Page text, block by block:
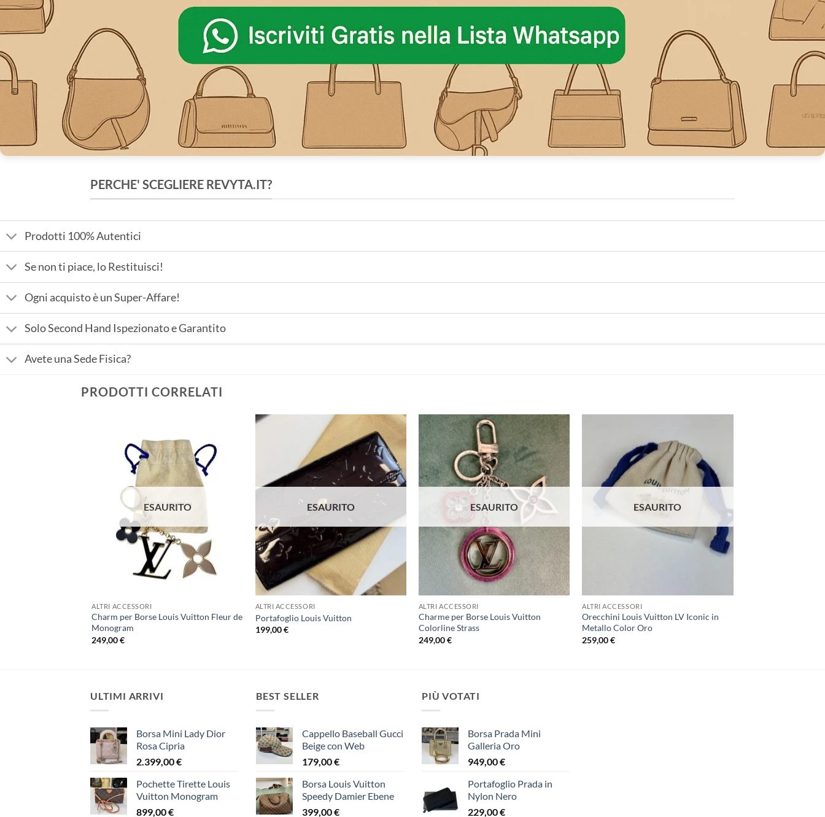
PERCHE' SCEGLIERE REVYTA.IT?
Prodotti 100% Autentici
Se non ti piace, lo Restituisci!
Ogni acquisto è un Super-Affare!
Solo Second Hand Ispezionato e Garantito
Avete una Sede Fisica?
PRODOTTI CORRELATI
ESAURITO
ALTRI ACCESSORI
Charm per Borse Louis Vuitton Fleur de
Monogram
249,00€
ESAURITO
ALTRI ACCESSORI
Portafoglio Louis Vuitton
199,00€
ESAURITO
ALTRI ACCESSORI
Charme per Borse Louis Vuitton
Colorline Strass
249,00€
ESAURITO
ALTRI ACCESSORI
Orecchini Louis Vuitton LV Iconic in
Metallo Color Oro
259,00€
ULTIMI ARRIVI
Borsa Mini Lady Dior
Rosa Cipria
2.399,00€
Pochette Tirette Louis
Vuitton Monogram
899,00€
BEST SELLER
Cappello Baseball Gucci
Beige con Web
179,00€
Borsa Louis Vuitton
Speedy Damier Ebene
399,00€
PIÙ VOTATI
Borsa Prada Mini
Galleria Oro
949,00€
Portafoglio Prada in
Nylon Nero
229,00€